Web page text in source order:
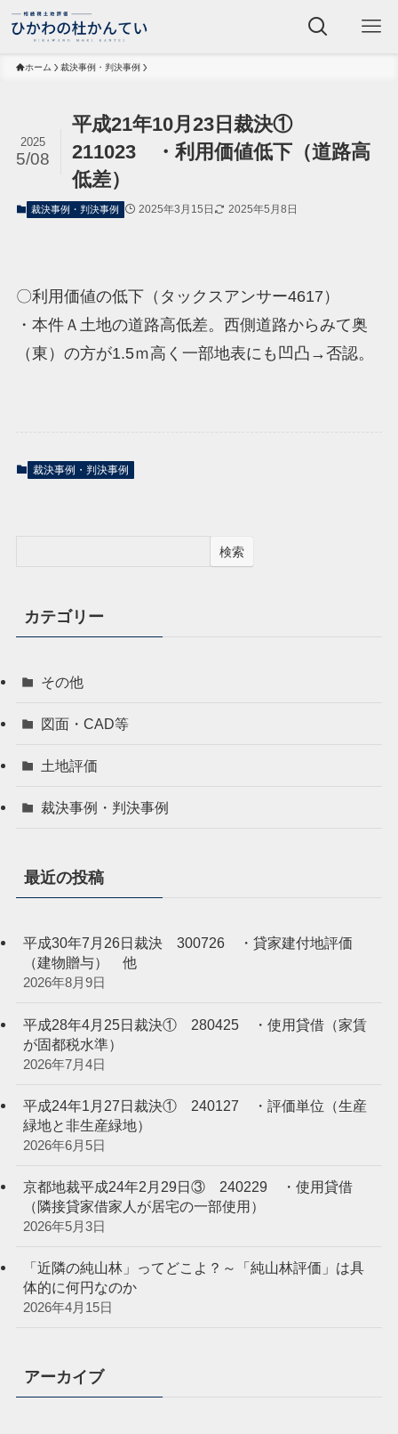
ホーム 裁決事例・判決事例
平成21年10月23日裁決①
211023 ・利用価値低下（道路高
低差）
2025
5/08
裁決事例・判決事例 2025年3月15日 2025年5月8日
〇利用価値の低下（タックスアンサー4617）
・本件Ａ土地の道路高低差。西側道路からみて奥
（東）の方が1.5ｍ高く一部地表にも凹凸→否認。
裁決事例・判決事例
検索
カテゴリー
その他
図面・CAD等
土地評価
裁決事例・判決事例
最近の投稿
平成30年7月26日裁決 300726 ・貸家建付地評価
（建物贈与） 他
2026年8月9日
平成28年4月25日裁決① 280425 ・使用貸借（家賃
が固都税水準）
2026年7月4日
平成24年1月27日裁決① 240127 ・評価単位（生産
緑地と非生産緑地）
2026年6月5日
京都地裁平成24年2月29日③ 240229 ・使用貸借
（隣接貸家借家人が居宅の一部使用）
2026年5月3日
「近隣の純山林」ってどこよ？～「純山林評価」は具
体的に何円なのか
2026年4月15日
アーカイブ